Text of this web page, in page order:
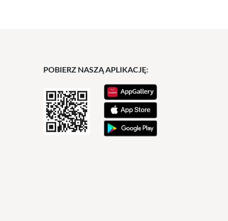
POBIERZ NASZĄ APLIKACJĘ: